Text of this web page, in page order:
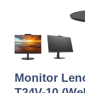
Monitor